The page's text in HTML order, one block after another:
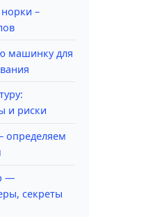
–
машинку для
и риски
определяем
—
секреты